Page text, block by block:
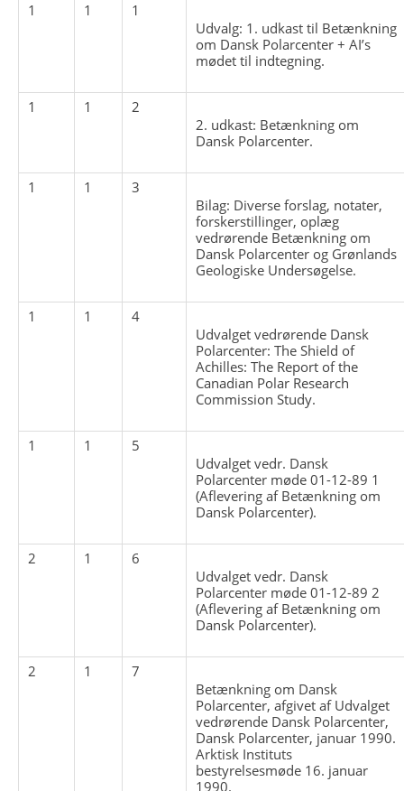
1 1
1
Udvalg: 1. udkast til Betænkning
om Dansk Polarcenter + AI’s
mødet til indtegning.
1 1
2
2. udkast: Betænkning om
Dansk Polarcenter.
1 1
3
Bilag: Diverse forslag, notater,
forskerstillinger, oplæg
vedrørende Betænkning om
Dansk Polarcenter og Grønlands
Geologiske Undersøgelse.
1 1
4
Udvalget vedrørende Dansk
Polarcenter: The Shield of
Achilles: The Report of the
Canadian Polar Research
Commission Study.
1 1
5
Udvalget vedr. Dansk
Polarcenter møde 01-12-89 1
(Aflevering af Betænkning om
Dansk Polarcenter).
2 1
6
Udvalget vedr. Dansk
Polarcenter møde 01-12-89 2
(Aflevering af Betænkning om
Dansk Polarcenter).
2 1
7
Betænkning om Dansk
Polarcenter, afgivet af Udvalget
vedrørende Dansk Polarcenter,
Dansk Polarcenter, januar 1990.
Arktisk Instituts
bestyrelsesmøde 16. januar
1990.